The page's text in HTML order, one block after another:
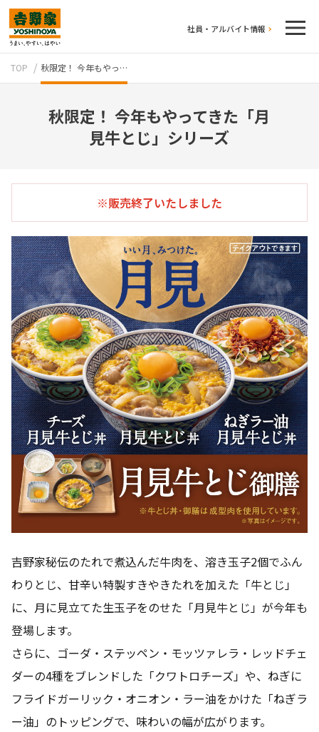
社員・アルバイト情報
テイクアウト
牛丼のこだわり 吉野家の歴史
TOP 秋限定！ 今年もやっ…
秋限定！ 今年もやってきた「月
見牛とじ」シリーズ
※販売終了いたしました
吉野家秘伝のたれで煮込んだ牛肉を、溶き玉子2個でふん
わりとじ、甘辛い特製すきやきたれを加えた「牛とじ」
に、月に見立てた生玉子をのせた「月見牛とじ」が今年も
登場します。
さらに、ゴーダ・ステッペン・モッツァレラ・レッドチェ
ダーの4種をブレンドした「クワトロチーズ」や、ねぎに
フライドガーリック・オニオン・ラー油をかけた「ねぎラ
ー油」のトッピングで、味わいの幅が広がります。